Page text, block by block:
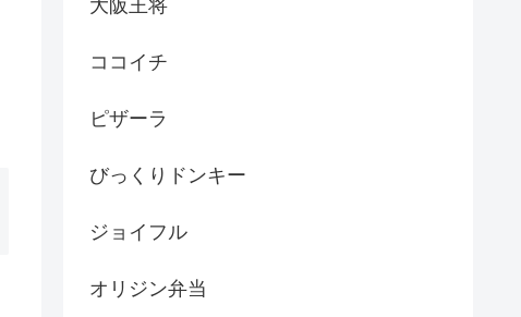
大阪王将
ココイチ
ピザーラ
びっくりドンキー
ジョイフル
オリジン弁当